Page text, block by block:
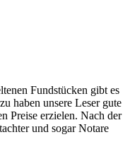
Fundstücken gibt es
haben unsere Leser gute
Preise erzielen. Nach der
und sogar Notare